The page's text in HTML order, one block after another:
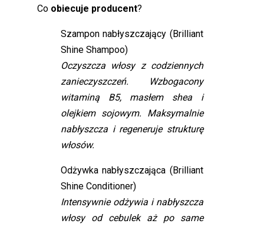
Coobiecuje producent?
Szampon nabłyszczający (Brilliant
Shine Shampoo)
Oczyszcza włosy z codziennych
zanieczyszczeń. Wzbogacony
witaminą B5, masłem shea i
olejkiem sojowym. Maksymalnie
nabłyszcza i regeneruje strukturę
włosów.
Odżywka nabłyszczająca (Brilliant
Shine Conditioner)
Intensywnie odżywia i nabłyszcza
włosy od cebulek aż po same